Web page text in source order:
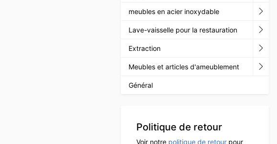
meubles en acier inoxydable
Lave-vaisselle pour la restauration
Extraction
Meubles et articles d'ameublement
Général
Politique de retour
Voir notre politique de retour pour